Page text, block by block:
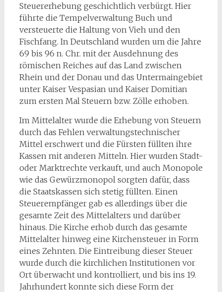
Steuererhebung geschichtlich verbürgt. Hier
führte die Tempelverwaltung Buch und
versteuerte die Haltung von Vieh und den
Fischfang. In Deutschland wurden um die Jahre
69 bis 96 n. Chr. mit der Ausdehnung des
römischen Reiches auf das Land zwischen
Rhein und der Donau und das Untermaingebiet
unter Kaiser Vespasian und Kaiser Domitian
zum ersten Mal Steuern bzw. Zölle erhoben.
Im Mittelalter wurde die Erhebung von Steuern
durch das Fehlen verwaltungstechnischer
Mittel erschwert und die Fürsten füllten ihre
Kassen mit anderen Mitteln. Hier wurden Stadt-
oder Marktrechte verkauft, und auch Monopole
wie das Gewürzmonopol sorgten dafür, dass
die Staatskassen sich stetig füllten. Einen
Steuerempfänger gab es allerdings über die
gesamte Zeit des Mittelalters und darüber
hinaus. Die Kirche erhob durch das gesamte
Mittelalter hinweg eine Kirchensteuer in Form
eines Zehnten. Die Eintreibung dieser Steuer
wurde durch die kirchlichen Institutionen vor
Ort überwacht und kontrolliert, und bis ins 19.
Jahrhundert konnte sich diese Form der